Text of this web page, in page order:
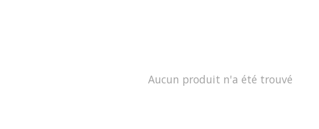
Aucun produit n'a été trouvé